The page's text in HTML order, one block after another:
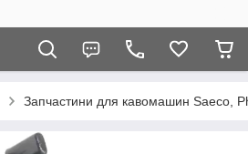
Запчастини для кавомашин Saeco,